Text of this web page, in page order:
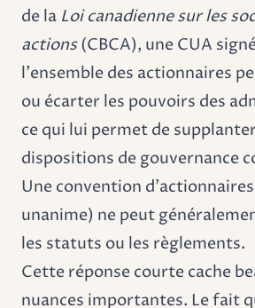
de la Loi canadienne sur les
actions(CBCA), une CUA
l'ensemble des actionnaires
ou écarter les pouvoirs des
ce qui lui permet de
dispositions de gouvernance
Une convention
unanime) ne peut
les statuts ou les règlements.
Cette réponse courte cache
nuances importantes. Le fait